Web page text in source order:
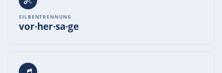
SILBENTRENNUNG
vor·her·sa·ge